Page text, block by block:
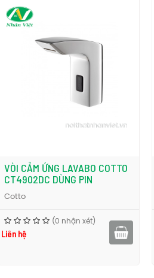
VÒI CẢM ỨNG LAVABO COTTO
CT4902DC DÙNG PIN
Cotto
(0 nhận xét)
Liên hệ